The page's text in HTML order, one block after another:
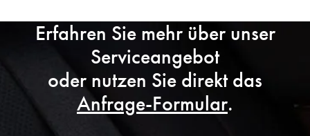
Erfahren Sie mehr über unser
Serviceangebot
oder nutzen Sie direkt das
Anfrage-Formular.